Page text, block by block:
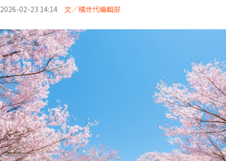
2026-02-23 14:14 文／橘世代編輯部